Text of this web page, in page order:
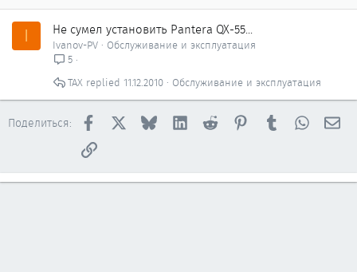
I Не сумел установить Pantera QX-55...
Ivanov-PV
Обслуживание и эксплуатация
5
Обслуживание и эксплуатация
11.12.2010
ТАХ
Поделиться: Facebook BlueskyLinkedInReddit PinterestTumblr
Ссылка